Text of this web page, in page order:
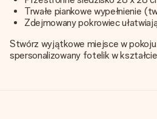
Trwałe piankowe wypełnienie
Zdejmowany pokrowiec
Stwórz wyjątkowe miejsce w
spersonalizowany fotelik w